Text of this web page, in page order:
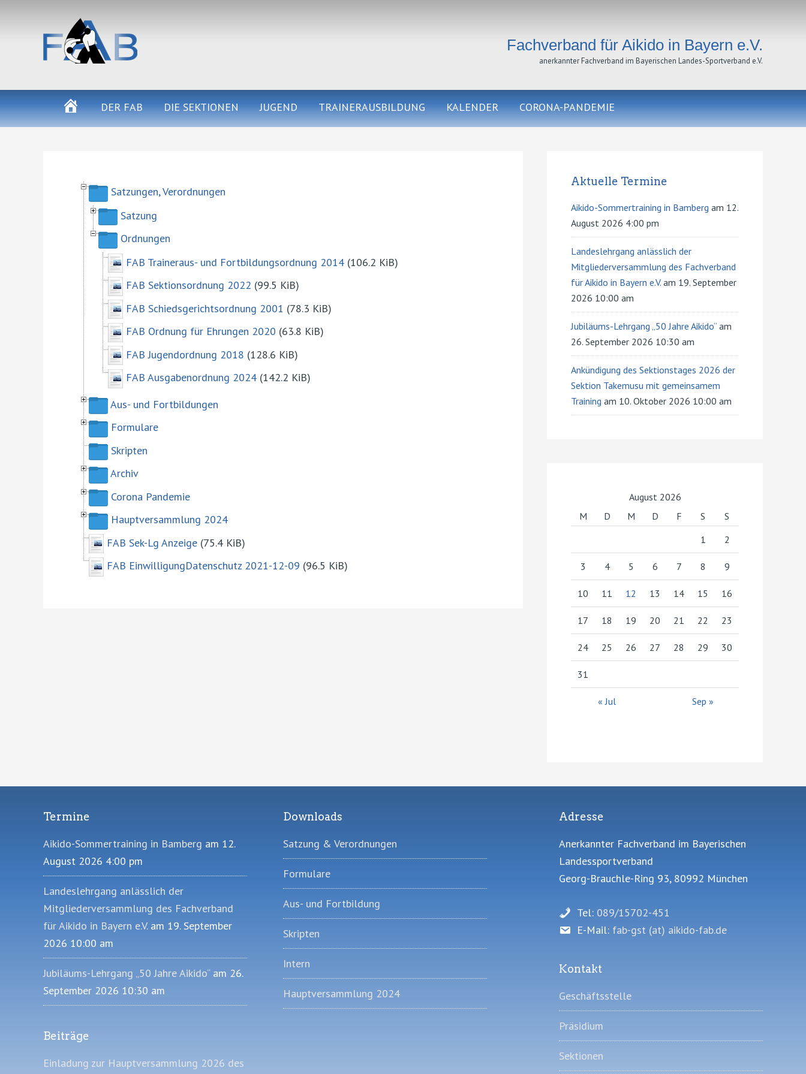
navigation
Fachverband für Aikido in Bayern e.V.
anerkannter Fachverband im Bayerischen Landes-Sportverband e.V.
DER FAB DIE SEKTIONEN JUGEND TRAINERAUSBILDUNG KALENDER CORONA-PANDEMIE
Satzungen, Verordnungen
Satzung
Ordnungen
FAB Traineraus- und Fortbildungsordnung 2014(106.2 KiB)
FAB Sektionsordnung 2022 (99.5 KiB)
FAB Schiedsgerichtsordnung 2001 (78.3 KiB)
FAB Ordnung für Ehrungen 2020 (63.8 KiB)
FAB Jugendordnung 2018 (128.6 KiB)
FAB Ausgabenordnung 2024(142.2 KiB)
Aus- und Fortbildungen
Formulare
Skripten
Archiv
Corona Pandemie
Hauptversammlung 2024
FAB Sek-Lg Anzeige(75.4 KiB)
FAB EinwilligungDatenschutz 2021-12-09 (96.5 KiB)
SidebarAktuelle Termine
Aikido-Sommertraining in Bamberg am 12.
August 2026 4:00 pm
Landeslehrgang anlässlich der
Mitgliederversammlung des Fachverband
für Aikido in Bayern e.V. am 19. September
2026 10:00 am
Jubiläums-Lehrgang „50 Jahre Aikido“ am
26. September 2026 10:30 am
Ankündigung des Sektionstages 2026 der
Sektion Takemusu mit gemeinsamem
Training am 10. Oktober 2026 10:00 am
August 2026
M
D M D F S
S
1
2
3 4 5 6 7 8 9
10 11 12 13 14 15 16
17 18 19 20 21 22 23
24 25 26 27 28 29 30
31
« Jul Sep »
Termine
Aikido-Sommertraining in Bamberg am 12.
August 2026 4:00 pm
Landeslehrgang anlässlich der
Mitgliederversammlung des Fachverband
für Aikido in Bayern e.V.am 19. September
2026 10:00 am
Jubiläums-Lehrgang „50 Jahre Aikido“am 26.
September 2026 10:30 am
Beiträge
Einladung zur Hauptversammlung 2026 des
Downloads
Satzung & Verordnungen
Formulare
Aus- und Fortbildung
Skripten
Intern
Hauptversammlung 2024
Adresse
Anerkannter Fachverband im Bayerischen
Landessportverband
Georg-Brauchle-Ring 93, 80992 München
Tel: 089/15702-451
E-Mail: fab-gst (at) aikido-fab.de
Kontakt
Geschäftsstelle
Präsidium
Sektionen